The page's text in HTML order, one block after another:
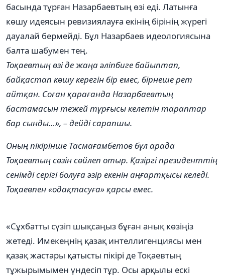
басында тұрған Назарбаевтың өзі еді. Латынға
көшу идеясын ревизиялауға екінің бірінің жүрегі
дауалай бермейді. Бұл Назарбаев идеологиясына
балта шабумен тең.
Тоқаевтың өзі де жаңа әліпбиге байыптап,
байқастап көшу керегін бір емес, бірнеше рет
айтқан. Соған қарағанда Назарбаевтың
бастамасын тежей тұрғысы келетін тараптар
бар сынды…», – дейді сарапшы.
Оның пікірінше Тасмағамбетов бұл арада
Тоқаевтың сөзін сөйлеп отыр. Қазіргі президенттің
сенімді серігі болуға әзір екенін аңғартқысы келеді.
Тоқаевпен «одақтасуға» қарсы емес.
«Сұхбатты сүзіп шықсаңыз бұған анық көзіңіз
жетеді. Имекеңнің қазақ интеллигенциясы мен
қазақ жастары қатысты пікірі де Тоқаевтың
тұжырымымен үндесіп тұр. Осы арқылы ескі